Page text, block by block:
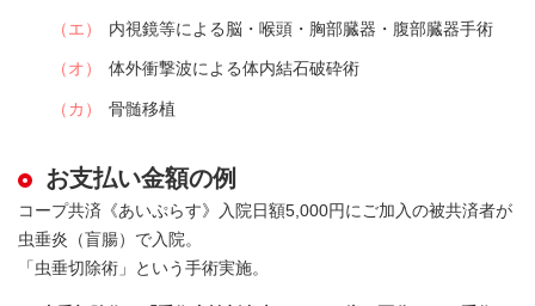
（エ） 内視鏡等による脳・喉頭・胸部臓器・腹部臓器手術
（オ） 体外衝撃波による体内結石破砕術
（カ） 骨髄移植
お支払い金額の例
コープ共済《あいぷらす》入院日額5,000円にご加入の被共済者が
虫垂炎（盲腸）で入院。
「虫垂切除術」という手術実施。